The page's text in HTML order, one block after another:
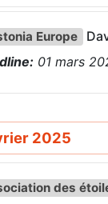
Europe
01 mars
2025
des